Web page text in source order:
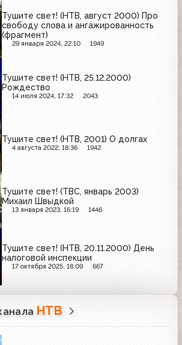
Тушите свет! (НТВ, август 2000) Про
свободу слова и ангажированность
(фрагмент)
29 января 2024, 22:10 1949
Тушите свет! (НТВ, 25.12.2000)
Рождество
14 июля 2024, 17:32 2043
Тушите свет! (НТВ, 2001) О долгах
4 августа 2022, 18:36 1942
Тушите свет! (ТВС, январь 2003)
Михаил Швыдкой
13 января 2023, 16:19 1446
Тушите свет! (НТВ, 20.11.2000) День
налоговой инспекции
17 октября 2025, 18:09 667
НТВ